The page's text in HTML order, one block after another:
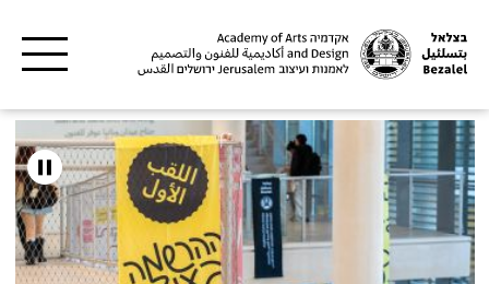
בצלאל
אקדמיה
לאמנות